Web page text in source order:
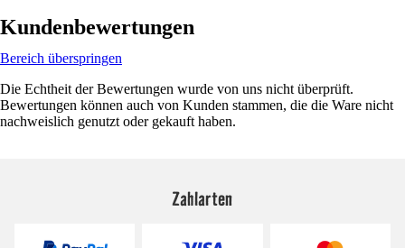
Kundenbewertungen
Bereich überspringen
Die Echtheit der Bewertungen wurde von uns nicht überprüft.
Bewertungen können auch von Kunden stammen, die die Ware nicht
nachweislich genutzt oder gekauft haben.
Zahlarten